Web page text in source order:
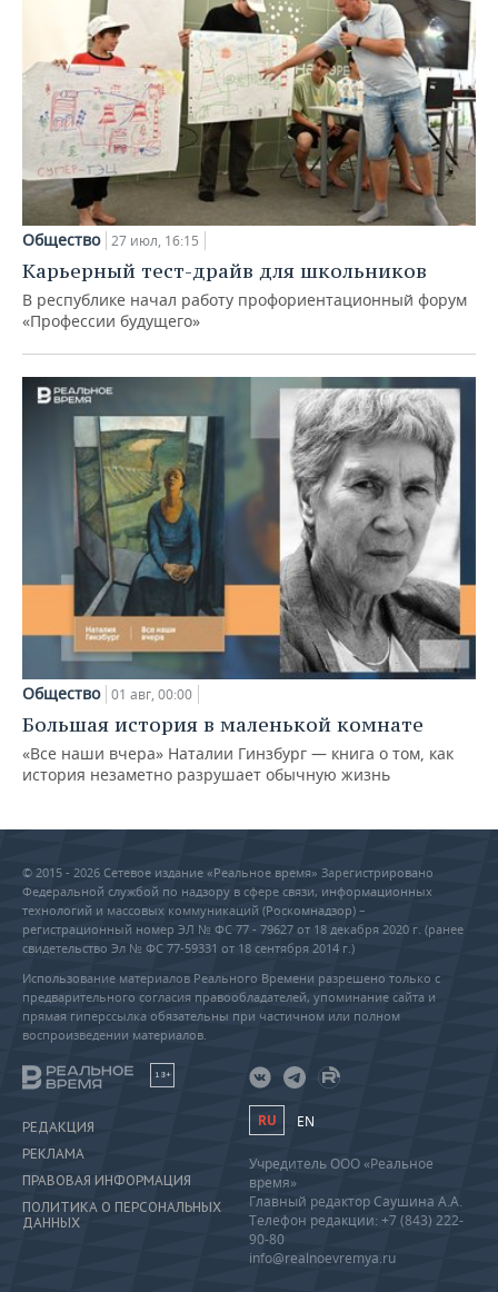
Общество 27 июл, 16:15
Карьерный тест-драйв для школьников
В республике начал работу профориентационный форум
«Профессии будущего»
Общество 01 авг, 00:00
Большая история в маленькой комнате
«Все наши вчера» Наталии Гинзбург — книга о том, как
история незаметно разрушает обычную жизнь
© 2015 - 2026 Сетевое издание «Реальное время» Зарегистрировано
Федеральной службой по надзору в сфере связи, информационных
технологий и массовых коммуникаций (Роскомнадзор) –
регистрационный номер ЭЛ № ФС 77 - 79627 от 18 декабря 2020 г. (ранее
свидетельство Эл № ФС 77-59331 от 18 сентября 2014 г.)
Использование материалов Реального Времени разрешено только с
предварительного согласия правообладателей, упоминание сайта и
прямая гиперссылка обязательны при частичном или полном
воспроизведении материалов.
18+
РЕДАКЦИЯ
РЕКЛАМА
ПРАВОВАЯ ИНФОРМАЦИЯ
ПОЛИТИКА О ПЕРСОНАЛЬНЫХ
ДАННЫХ
RU EN
Учредитель ООО «Реальное
время»
Главный редактор Саушина А.А.
Телефон редакции: +7 (843) 222-
90-80
info@realnoevremya.ru